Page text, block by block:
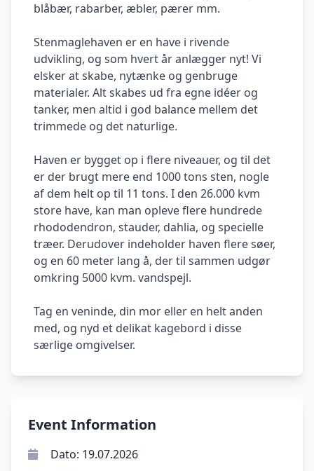
blåbær, rabarber, æbler, pærer mm.
Stenmaglehaven er en have i rivende
udvikling, og som hvert år anlægger nyt! Vi
elsker at skabe, nytænke og genbruge
materialer. Alt skabes ud fra egne idéer og
tanker, men altid i god balance mellem det
trimmede og det naturlige.
Haven er bygget op i flere niveauer, og til det
er der brugt mere end 1000 tons sten, nogle
af dem helt op til 11 tons. I den 26.000 kvm
store have, kan man opleve flere hundrede
rhododendron, stauder, dahlia, og specielle
træer. Derudover indeholder haven flere søer,
og en 60 meter lang å, der til sammen udgør
omkring 5000 kvm. vandspejl.
Tag en veninde, din mor eller en helt anden
med, og nyd et delikat kagebord i disse
særlige omgivelser.
Event Information
Dato: 19.07.2026